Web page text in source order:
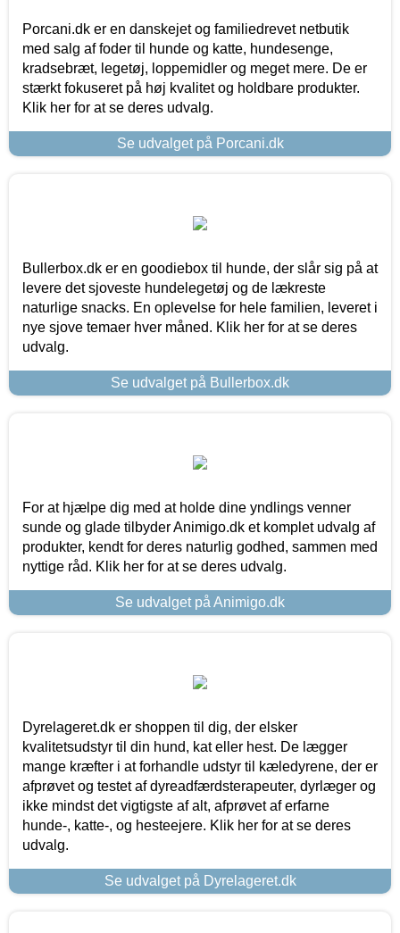
Porcani.dk er en danskejet og familiedrevet netbutik
med salg af foder til hunde og katte, hundesenge,
kradsebræt, legetøj, loppemidler og meget mere. De er
stærkt fokuseret på høj kvalitet og holdbare produkter.
Klik her for at se deres udvalg.
Se udvalget på Porcani.dk
Bullerbox.dk er en goodiebox til hunde, der slår sig på at
levere det sjoveste hundelegetøj og de lækreste
naturlige snacks. En oplevelse for hele familien, leveret i
nye sjove temaer hver måned. Klik her for at se deres
udvalg.
Se udvalget på Bullerbox.dk
For at hjælpe dig med at holde dine yndlings venner
sunde og glade tilbyder Animigo.dk et komplet udvalg af
produkter, kendt for deres naturlig godhed, sammen med
nyttige råd. Klik her for at se deres udvalg.
Se udvalget på Animigo.dk
Dyrelageret.dk er shoppen til dig, der elsker
kvalitetsudstyr til din hund, kat eller hest. De lægger
mange kræfter i at forhandle udstyr til kæledyrene, der er
afprøvet og testet af dyreadfærdsterapeuter, dyrlæger og
ikke mindst det vigtigste af alt, afprøvet af erfarne
hunde-, katte-, og hesteejere. Klik her for at se deres
udvalg.
Se udvalget på Dyrelageret.dk